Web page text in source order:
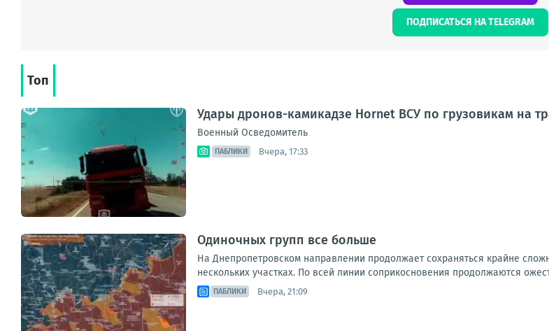
ПОДПИСАТЬСЯ НА TELEGRAM
Топ
Удары дронов-камикадзе Hornet ВСУ по грузовикам на
Военный Осведомитель
ПАБЛИКИ Вчера, 17:33
Одиночных групп все больше
На Днепропетровском направлении продолжает сохраняться крайне
нескольких участках. По всей линии соприкосновения продолжаются
ПАБЛИКИ Вчера, 21:09